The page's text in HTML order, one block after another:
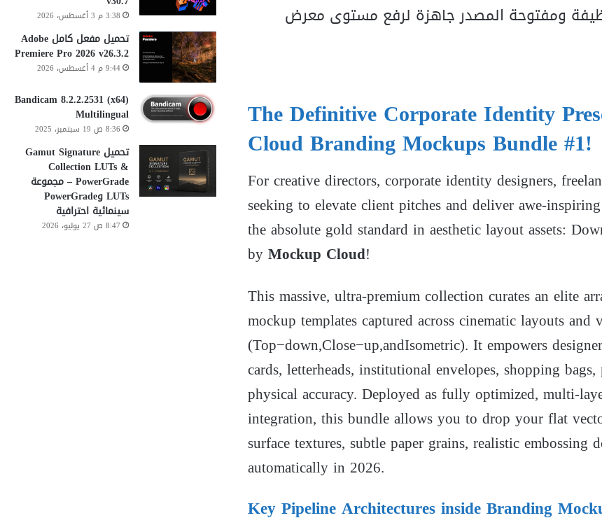
ومفتوحة المصدر جاهزة لرفع مستوى معرض
The Definitive Corporate Identity
Cloud Branding Mockups Bundle #1!
For creative directors, corporate identity designers,
seeking to elevate client pitches and deliver awe-
the absolute gold standard in aesthetic layout assets:
byMockup Cloud!
This massive, ultra-premium collection curates an elite
mockup templates captured across cinematic layouts and
(Top−down,Close−up,andIsometric). It empowers
cards, letterheads, institutional envelopes, shopping
physical accuracy. Deployed as fully optimized, multi-
integration, this bundle allows you to drop your flat
surface textures, subtle paper grains, realistic
automatically in 2026.
Key Pipeline Architectures inside Branding
3:38 م 3 أغسطس، 2026
تحميل مفعل كامل Adobe
Premiere Pro 2026 v26.3.2
9:44 م 4 أغسطس، 2026
Bandicam 8.2.2.2531 (x64)
Multilingual
8:36 ص 19 سبتمبر، 2025
تحميل Gamut Signature
Collection LUTs &
PowerGrade – مجموعة
LUTs وPowerGrade
سينمائية احترافية
8:47 ص 27 يوليو، 2026